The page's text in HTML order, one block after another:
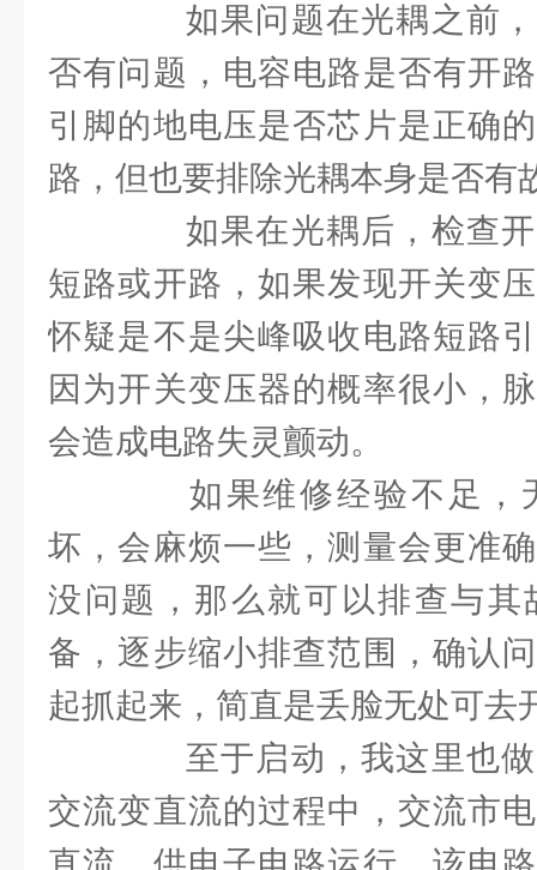
如果问题在光耦之前，
否有问题，电容电路是否有开
引脚的地电压是否芯片是正确
路，但也要排除光耦本身是否有
如果在光耦后，检查开
短路或开路，如果发现开关变
怀疑是不是尖峰吸收电路短路
因为开关变压器的概率很小，
会造成电路失灵颤动。
如果维修经验不足，
坏，会麻烦一些，测量会更准
没问题，那么就可以排查与其
备，逐步缩小排查范围，确认
起抓起来，简直是丢脸无处可去
至于启动，我这里也做
交流变直流的过程中，交流市